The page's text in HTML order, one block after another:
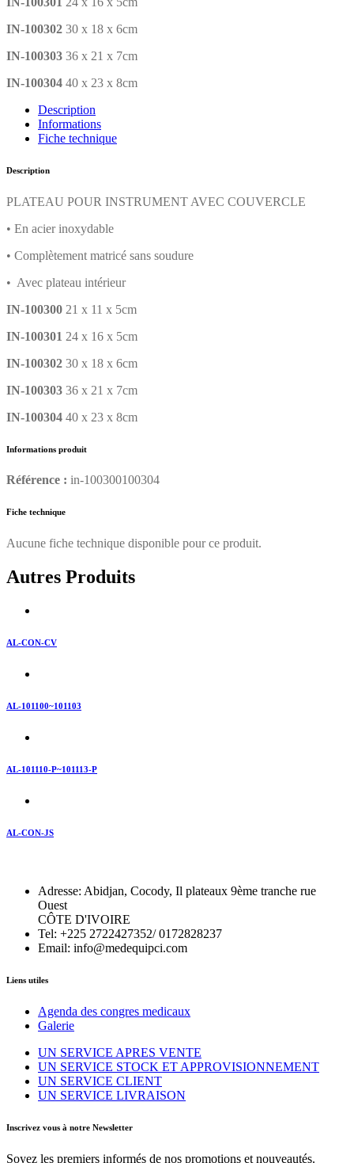
IN-100302 30 x 18 x 6cm
IN-100303 36 x 21 x 7cm
IN-100304 40 x 23 x 8cm
Description
Informations
Fiche technique
Description
PLATEAU POUR INSTRUMENT AVEC COUVERCLE
• En acier inoxydable
• Complètement matricé sans soudure
• Avec plateau intérieur
IN-100300 21 x 11 x 5cm
IN-100301 24 x 16 x 5cm
IN-100302 30 x 18 x 6cm
IN-100303 36 x 21 x 7cm
IN-100304 40 x 23 x 8cm
Informations produit
Référence : in-100300100304
Fiche technique
Aucune fiche technique disponible pour ce produit.
Autres Produits
AL-CON-CV
AL-101100~101103
AL-101110-P~101113-P
AL-CON-JS
Adresse: Abidjan, Cocody, Il plateaux 9ème tranche rue
Ouest
CÔTE D'IVOIRE
Tel: +225 2722427352/ 0172828237
Email: info@medequipci.com
Liens utiles
Agenda des congres medicaux
Galerie
UN SERVICE APRES VENTE
UN SERVICE STOCK ET APPROVISIONNEMENT
UN SERVICE CLIENT
UN SERVICE LIVRAISON
Inscrivez vous à notre Newsletter
Soyez les premiers informés de nos promotions et nouveautés.